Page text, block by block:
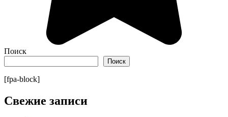
Поиск
Поиск
[fpa-block]
Свежие записи